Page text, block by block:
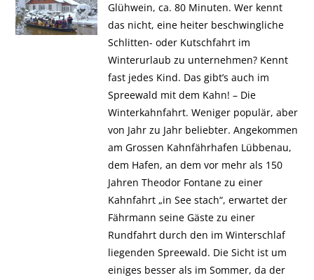
Glühwein, ca. 80 Minuten. Wer kennt
das nicht, eine heiter beschwingliche
Schlitten- oder Kutschfahrt im
Winterurlaub zu unternehmen? Kennt
fast jedes Kind. Das gibt’s auch im
Spreewald mit dem Kahn! – Die
Winterkahnfahrt. Weniger populär, aber
von Jahr zu Jahr beliebter. Angekommen
am Grossen Kahnfährhafen Lübbenau,
dem Hafen, an dem vor mehr als 150
Jahren Theodor Fontane zu einer
Kahnfahrt „in See stach“, erwartet der
Fährmann seine Gäste zu einer
Rundfahrt durch den im Winterschlaf
liegenden Spreewald. Die Sicht ist um
einiges besser als im Sommer, da der